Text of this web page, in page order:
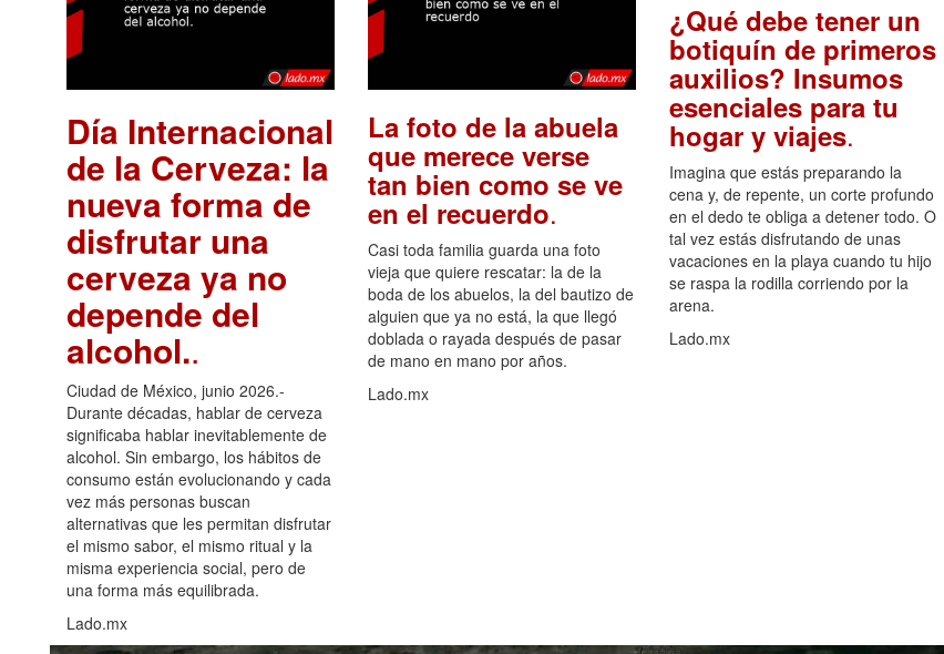
Día Internacional
de la Cerveza: la
nueva forma de
disfrutar una
cerveza ya no
depende del
alcohol..
Ciudad de México, junio 2026.-
Durante décadas, hablar de cerveza
significaba hablar inevitablemente de
alcohol. Sin embargo, los hábitos de
consumo están evolucionando y cada
vez más personas buscan
alternativas que les permitan disfrutar
el mismo sabor, el mismo ritual y la
misma experiencia social, pero de
una forma más equilibrada.
Lado.mx
La foto de la abuela
que merece verse
tan bien como se ve
en el recuerdo.
Casi toda familia guarda una foto
vieja que quiere rescatar: la de la
boda de los abuelos, la del bautizo de
alguien que ya no está, la que llegó
doblada o rayada después de pasar
de mano en mano por años.
Lado.mx
¿Qué debe tener un
botiquín de primeros
auxilios? Insumos
esenciales para tu
hogar y viajes.
Imagina que estás preparando la
cena y, de repente, un corte profundo
en el dedo te obliga a detener todo. O
tal vez estás disfrutando de unas
vacaciones en la playa cuando tu hijo
se raspa la rodilla corriendo por la
arena.
Lado.mx